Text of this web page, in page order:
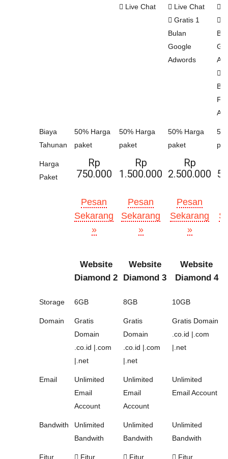
Live Chat
Live Chat
Gratis 1
Bulan
Google
Adwords
Biaya
Tahunan
50% Harga
paket
50% Harga
paket
50% Harga
paket
Harga
Paket
Rp
750.000
Rp
1.500.000
Rp
2.500.000
Pesan
Sekarang
»
Pesan
Sekarang
»
Pesan
Sekarang
»
Website
Diamond 2
Website
Diamond 3
Website
Diamond 4
Storage 6GB 8GB 10GB
Domain
Gratis
Domain
.co.id |.com
|.net
Gratis
Domain
.co.id |.com
|.net
Gratis Domain
.co.id |.com
|.net
Email
Unlimited
Email
Account
Unlimited
Email
Account
Unlimited
Email Account
Bandwith
Unlimited
Bandwith
Unlimited
Bandwith
Unlimited
Bandwith
Fitur Fitur Fitur Fitur